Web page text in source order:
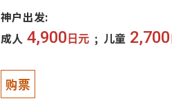
神户出发:
成人 4,900 日元 儿童 2,700
购票